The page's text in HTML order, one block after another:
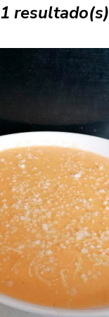
1 resultado(s)